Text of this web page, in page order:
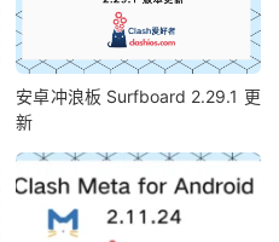
安卓冲浪板 Surfboard 2.29.1 更
新